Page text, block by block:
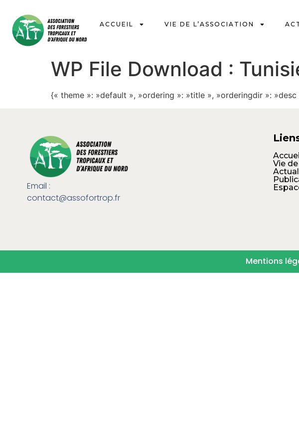
ACCUEIL VIE DE L’ASSOCIATION
WP File Download :
{« theme »: »default », »ordering »: »title », »orderingdir »:
Email :
contact@assofortrop.fr​
Accueil
Vie
Mentions